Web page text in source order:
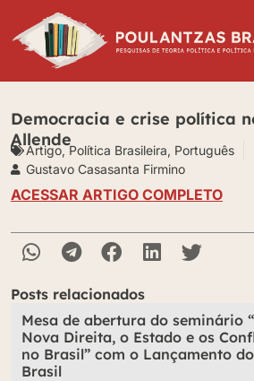
Democracia e crise política
Allende
Artigo,Política Brasileira, Português
Gustavo Casasanta Firmino
ACESSAR ARTIGO COMPLETO
Posts relacionados
Mesa de abertura do seminário
Nova Direita, o Estado e os
no Brasil” com o Lançamento
Brasil